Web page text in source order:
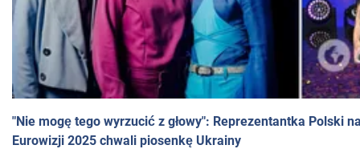
"Nie mogę tego wyrzucić z głowy": Reprezentantka Polski
Eurowizji 2025 chwali piosenkę Ukrainy